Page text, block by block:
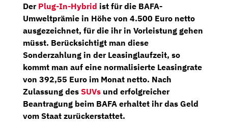
Der Plug-In-Hybrid ist für die BAFA-
Umweltprämie in Höhe von 4.500 Euro netto
ausgezeichnet, für die ihr in Vorleistung gehen
müsst. Berücksichtigt man diese
Sonderzahlung in der Leasinglaufzeit, so
kommt man auf eine normalisierte Leasingrate
von 392,55 Euro im Monat netto. Nach
Zulassung des SUVs und erfolgreicher
Beantragung beim BAFA erhaltet ihr das Geld
vom Staat zurückerstattet.